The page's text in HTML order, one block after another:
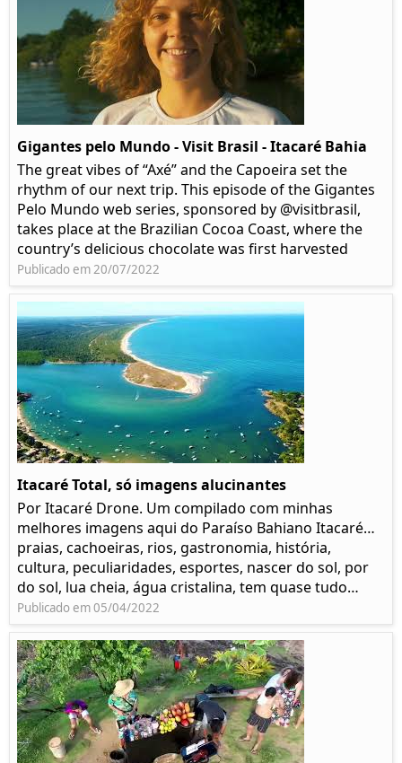
Gigantes pelo Mundo - Visit Brasil - Itacaré Bahia
The great vibes of “Axé” and the Capoeira set the
rhythm of our next trip. This episode of the Gigantes
Pelo Mundo web series, sponsored by @visitbrasil,
takes place at the Brazilian Cocoa Coast, where the
country’s delicious chocolate was first harvested
Publicado em 20/07/2022
Itacaré Total, só imagens alucinantes
Por Itacaré Drone. Um compilado com minhas
melhores imagens aqui do Paraíso Bahiano Itacaré…
praias, cachoeiras, rios, gastronomia, história,
cultura, peculiaridades, esportes, nascer do sol, por
do sol, lua cheia, água cristalina, tem quase tudo…
Publicado em 05/04/2022